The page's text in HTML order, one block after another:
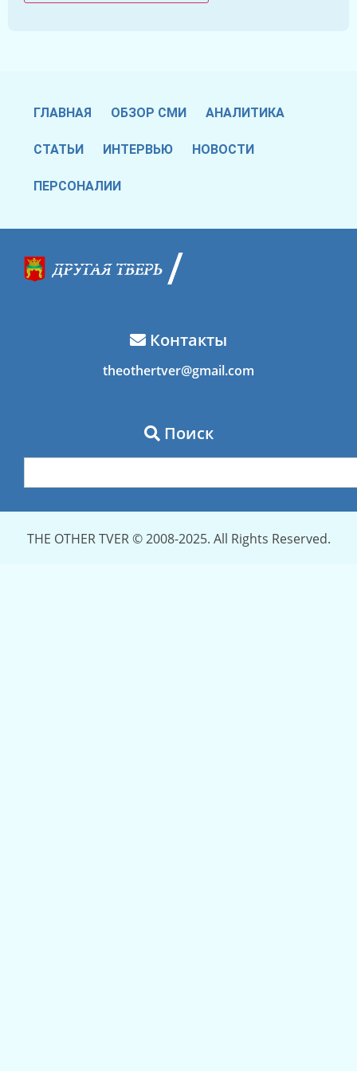
ГЛАВНАЯ ОБЗОР СМИ АНАЛИТИКА
СТАТЬИ ИНТЕРВЬЮ НОВОСТИ
ПЕРСОНАЛИИ
Контакты
theothertver@gmail.com
Поиск
THE OTHER TVER © 2008-2025. All Rights Reserved.